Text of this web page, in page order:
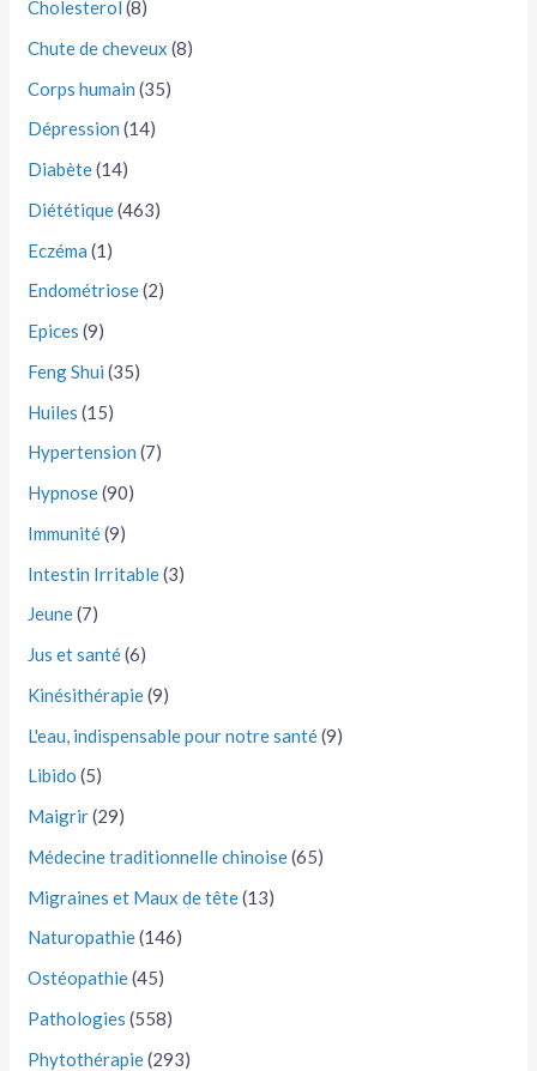
Cholesterol (8)
Chute de cheveux (8)
Corps humain (35)
Dépression (14)
Diabète(14)
Diététique(463)
Eczéma (1)
Endométriose(2)
Epices (9)
Feng Shui (35)
Huiles (15)
Hypertension (7)
Hypnose(90)
Immunité(9)
Intestin Irritable(3)
Jeune(7)
Jus et santé(6)
Kinésithérapie(9)
L'eau, indispensable pour notre santé(9)
Libido (5)
Maigrir(29)
Médecine traditionnelle chinoise(65)
Migraines et Maux de tête(13)
Naturopathie(146)
Ostéopathie(45)
Pathologies (558)
Phytothérapie(293)